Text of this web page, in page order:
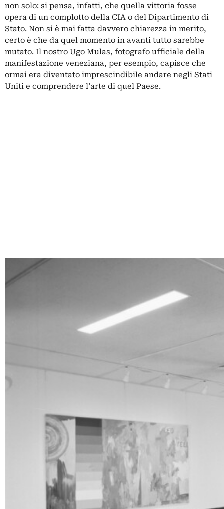
non solo: si pensa, infatti, che quella vittoria fosse
opera di un complotto della CIA o del Dipartimento di
Stato. Non si è mai fatta davvero chiarezza in merito,
certo è che da quel momento in avanti tutto sarebbe
mutato. Il nostro Ugo Mulas, fotografo ufficiale della
manifestazione veneziana, per esempio, capisce che
ormai era diventato imprescindibile andare negli Stati
Uniti e comprendere l’arte di quel Paese.